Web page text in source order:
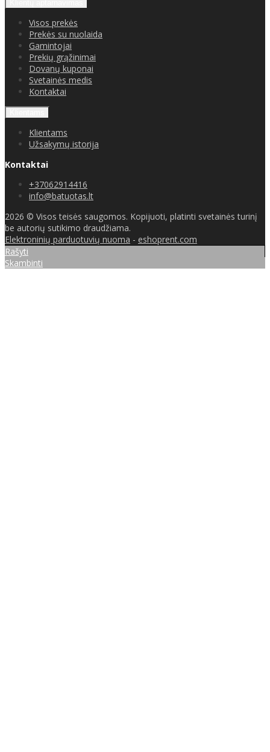
Visos prekės
Prekės su nuolaida
Gamintojai
Prekių grąžinimai
Dovanų kuponai
Svetainės medis
Kontaktai
Klientams
Užsakymų istorija
Kontaktai
+37062914416
info@batuotas.lt
2026 © Visos teisės saugomos. Kopijuoti, platinti svetainės turinį
be autorių sutikimo draudžiama.
Elektroninių parduotuvių nuoma - eshoprent.com
Rašyti
Skambinti